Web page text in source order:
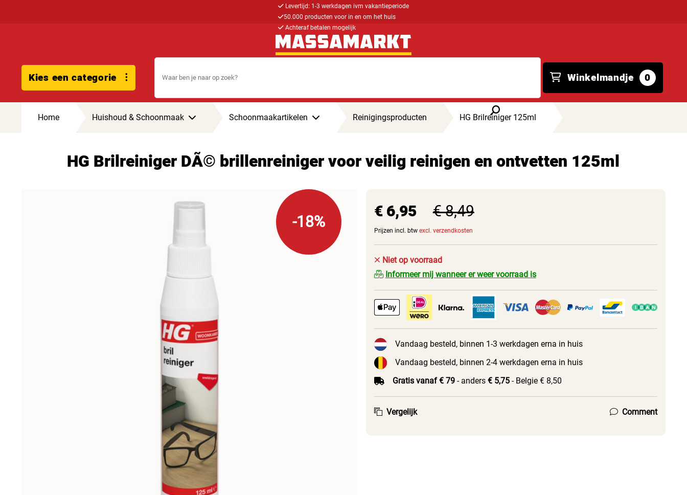
Levertijd: 1-3 werkdagen ivm vakantieperiode
50.000 producten voor in en om het huis
Achteraf betalen mogelijk
Kies een categorie Winkelmandje 0
Home Huishoud & Schoonmaak Schoonmaakartikelen Reinigingsproducten HG Brilreiniger 125ml
HG Brilreiniger DÃ© brillenreiniger voor veilig reinigen en ontvetten 125ml
-18% € 6,95 € 8,49
Prijzen incl. btw excl. verzendkosten
Niet op voorraad
Informeer mij wanneer er weer voorraad is
Vandaag besteld, binnen 1-3 werkdagen erna in huis
Vandaag besteld, binnen 2-4 werkdagen erna in huis
Gratis vanaf € 79- anders € 5,75- Belgie € 8,50
Vergelijk Comment